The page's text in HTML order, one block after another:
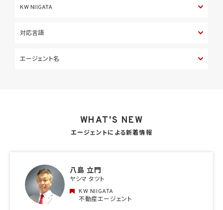
WHAT'S NEW
エージェントによる新着情報
八島 立門
ヤシマ タツト
KW NIIGATA
不動産エージェント